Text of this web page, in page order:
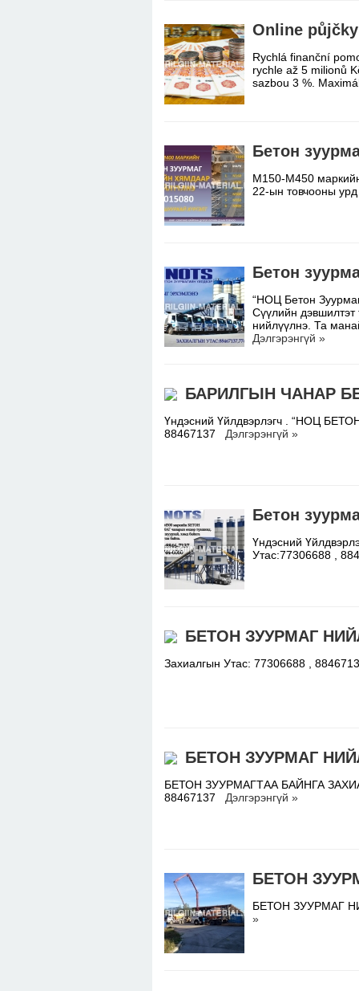
Online půjčky
Rychlá finanční
rychle až 5 milionů
sazbou 3 %.
Бетон
М150-М450 маркийн
22-ын товчооны
Бетон
“НОЦ Бетон
Сүүлийн дэвшилтэт
нийлүүлнэ. Та
Дэлгэрэнгүй »
БАРИЛГЫН ЧАНАР
Үндэсний Үйлдвэрлэгч . “НОЦ
88467137 Дэлгэрэнгүй »
Бетон
Үндэсний
Утас:77306688 ,
БЕТОН ЗУУРМАГ
Захиалгын Утас: 77306688 ,
БЕТОН ЗУУРМАГ
БЕТОН ЗУУРМАГТАА БАЙНГА
88467137 Дэлгэрэнгүй »
БЕТОН
БЕТОН ЗУУРМАГ
»